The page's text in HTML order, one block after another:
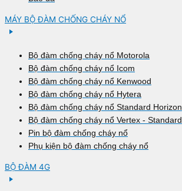
MÁY BỘ ĐÀM CHỐNG CHÁY NỔ
Bộ đàm chống cháy nổ Motorola
Bộ đàm chống cháy nổ Icom
Bộ đàm chống cháy nổ Kenwood
Bộ đàm chống cháy nổ Hytera
Bộ đàm chống cháy nổ Standard Horizon
Bộ đàm chống cháy nổ Vertex - Standard
Pin bộ đàm chống cháy nổ
Phụ kiện bộ đàm chống cháy nổ
BỘ ĐÀM 4G